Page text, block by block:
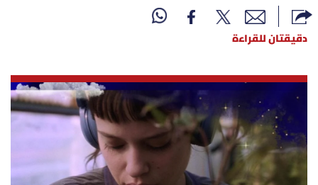
لبنان
نداء اليوم
محليات
أسرار
دقيقتان للقراءة